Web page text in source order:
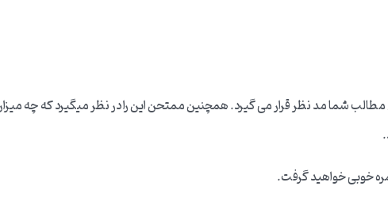
شما مد نظر قرار می گیرد. همچنین ممتحن این را در نظر میگیرد که چه
خوبی خواهید گرفت.